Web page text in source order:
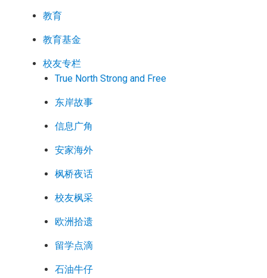
教育
教育基金
校友专栏
True North Strong and Free
东岸故事
信息广角
安家海外
枫桥夜话
校友枫采
欧洲拾遗
留学点滴
石油牛仔